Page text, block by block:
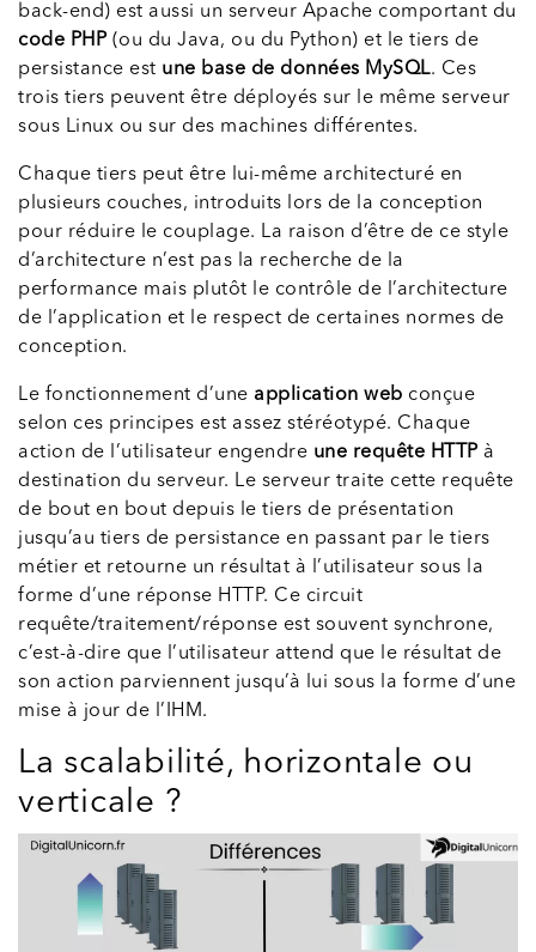
back-end) est aussi un serveur Apache comportant du
code PHP(ou du Java, ou du Python) et le tiers de
persistance est une base de données MySQL. Ces
trois tiers peuvent être déployés sur le même serveur
sous Linux ou sur des machines différentes.
Chaque tiers peut être lui-même architecturé en
plusieurs couches, introduits lors de la conception
pour réduire le couplage. La raison d’être de ce style
d’architecture n’est pas la recherche de la
performance mais plutôt le contrôle de l’architecture
de l’application et le respect de certaines normes de
conception.
Le fonctionnement d’une application web conçue
selon ces principes est assez stéréotypé. Chaque
action de l’utilisateur engendre une requête HTTPà
destination du serveur. Le serveur traite cette requête
de bout en bout depuis le tiers de présentation
jusqu’au tiers de persistance en passant par le tiers
métier et retourne un résultat à l’utilisateur sous la
forme d’une réponse HTTP. Ce circuit
requête/traitement/réponse est souvent synchrone,
c’est-à-dire que l’utilisateur attend que le résultat de
son action parviennent jusqu’à lui sous la forme d’une
mise à jour de l’IHM.
La scalabilité, horizontale ou
verticale ?